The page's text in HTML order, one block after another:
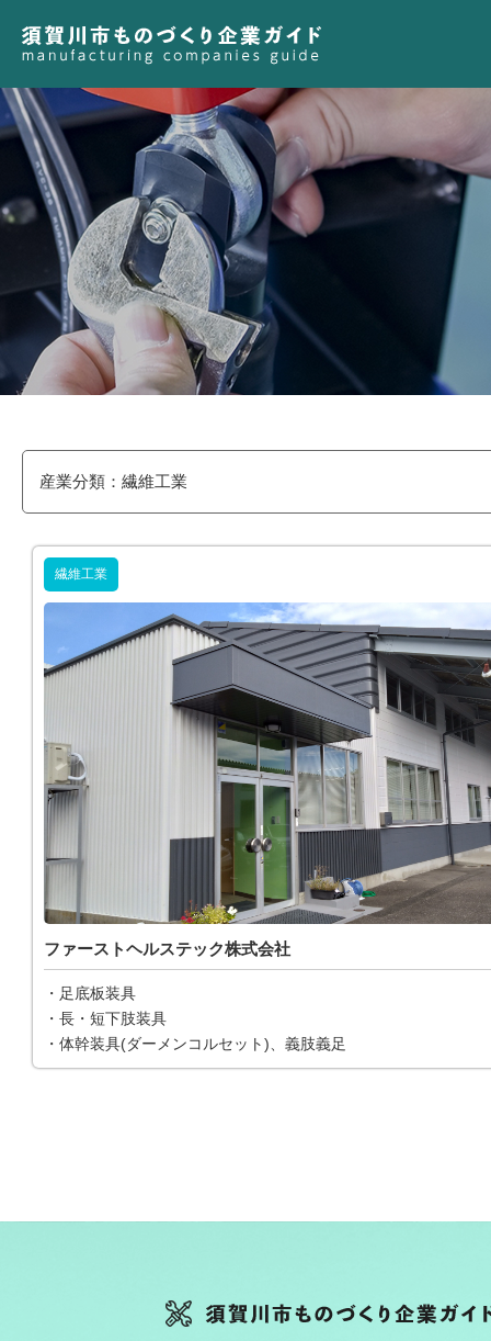
産業分類：繊維工業
繊維工業
ファーストヘルステック株式会社
・足底板装具
・長・短下肢装具
・体幹装具(ダーメンコルセット)、義肢義足